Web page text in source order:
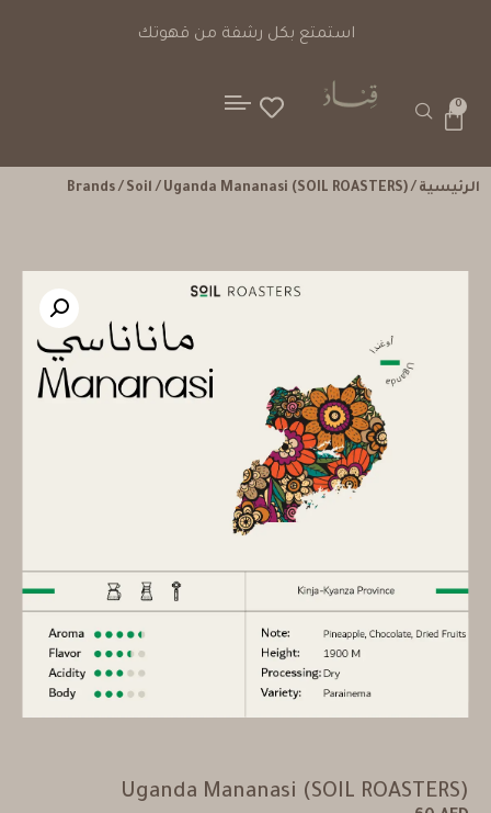
استمتع بكل رشفة من قهوتك
0
الرئيسية /
Brands/ Soil / Uganda Mananasi (SOIL ROASTERS)
Uganda Mananasi (SOIL ROASTERS)